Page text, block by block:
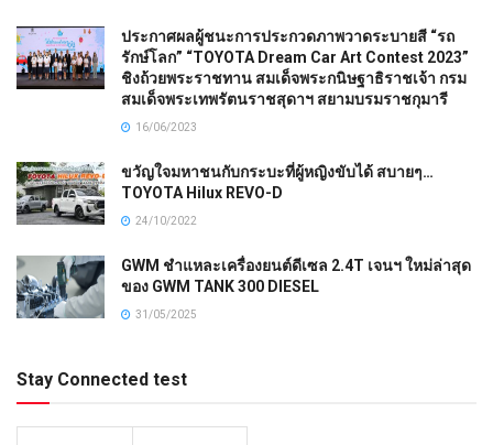
ประกาศผลผู้ชนะการประกวดภาพวาดระบายสี “รถ
รักษ์โลก” “TOYOTA Dream Car Art Contest 2023”
ชิงถ้วยพระราชทาน สมเด็จพระกนิษฐาธิราชเจ้า กรม
สมเด็จพระเทพรัตนราชสุดาฯ สยามบรมราชกุมารี
16/06/2023
ขวัญใจมหาชนกับกระบะที่ผู้หญิงขับได้ สบายๆ…
TOYOTA Hilux REVO-D
24/10/2022
GWM ชำแหละเครื่องยนต์ดีเซล 2.4T เจนฯ ใหม่ล่าสุด
ของ GWM TANK 300 DIESEL
31/05/2025
Stay Connected test